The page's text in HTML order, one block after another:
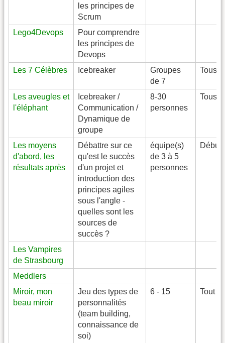
les principes de
Scrum
Lego4Devops
Pour comprendre
les principes de
Devops
Les 7 Célèbres
Icebreaker
Groupes
de 7
Tous
Les aveugles et
l'éléphant
Icebreaker /
Communication /
Dynamique de
groupe
8-30
personnes
Tous
Les moyens
d'abord, les
résultats après
Débattre sur ce
qu'est le succès
d'un projet et
introduction des
principes agiles
sous l'angle -
quelles sont les
sources de
succès ?
équipe(s)
de 3 à 5
personnes
Les Vampires
de Strasbourg
Meddlers
Miroir, mon
beau miroir
Jeu des types de
personnalités
(team building,
connaissance de
soi)
6 - 15 Tout